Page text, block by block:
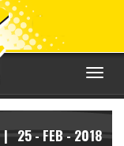
Toggle
| 25 - FEB - 2018